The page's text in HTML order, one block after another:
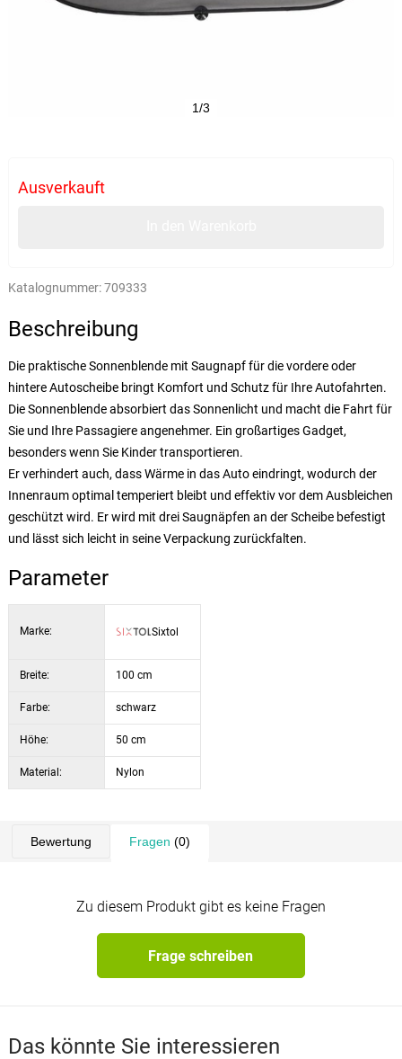
1/3
Ausverkauft
Katalognummer:709333
Beschreibung
Die praktische Sonnenblende mit Saugnapf für die vordere oder
hintere Autoscheibe bringt Komfort und Schutz für Ihre Autofahrten.
Die Sonnenblende absorbiert das Sonnenlicht und macht die Fahrt für
Sie und Ihre Passagiere angenehmer. Ein großartiges Gadget,
besonders wenn Sie Kinder transportieren.
Er verhindert auch, dass Wärme in das Auto eindringt, wodurch der
Innenraum optimal temperiert bleibt und effektiv vor dem Ausbleichen
geschützt wird. Er wird mit drei Saugnäpfen an der Scheibe befestigt
und lässt sich leicht in seine Verpackung zurückfalten.
Parameter
Marke: Sixtol
Breite: 100 cm
Farbe: schwarz
Höhe: 50 cm
Material: Nylon
Bewertung Fragen (0)
Zu diesem Produkt gibt es keine Fragen
Frage schreiben
Das könnte Sie interessieren